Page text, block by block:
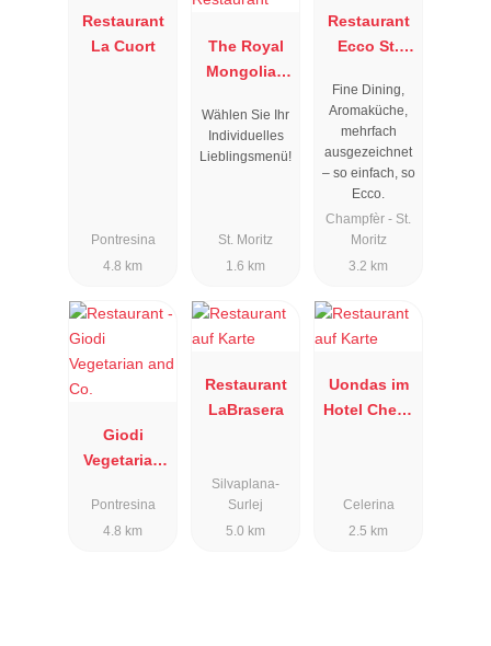
Restaurant
La Cuort
Pontresina
4.8 km
The Royal
Mongolian
Wählen Sie Ihr
Individuelles
Lieblingsmenü!
St. Moritz
1.6 km
Restaurant
Ecco St.
Fine Dining,
Aromaküche,
mehrfach
ausgezeichnet
– so einfach, so
Ecco.
Champfèr - St.
Moritz
3.2 km
Giodi
Vegetarian
Pontresina
4.8 km
Restaurant
LaBrasera
Silvaplana-
Surlej
5.0 km
Uondas im
Hotel Chesa
Celerina
2.5 km